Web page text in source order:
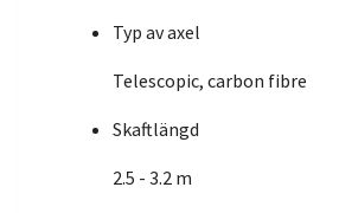
Typ av axel
Telescopic, carbon fibre
Skaftlängd
2.5 - 3.2 m